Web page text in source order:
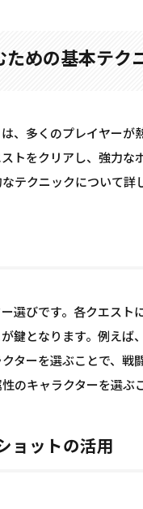
めの基本テク
、多くのプレイヤーが
トをクリアし、強力な
テクニックについて詳
選びです。各クエスト
鍵となります。例えば
ターを選ぶことで、戦
のキャラクターを選ぶ
ョットの活用